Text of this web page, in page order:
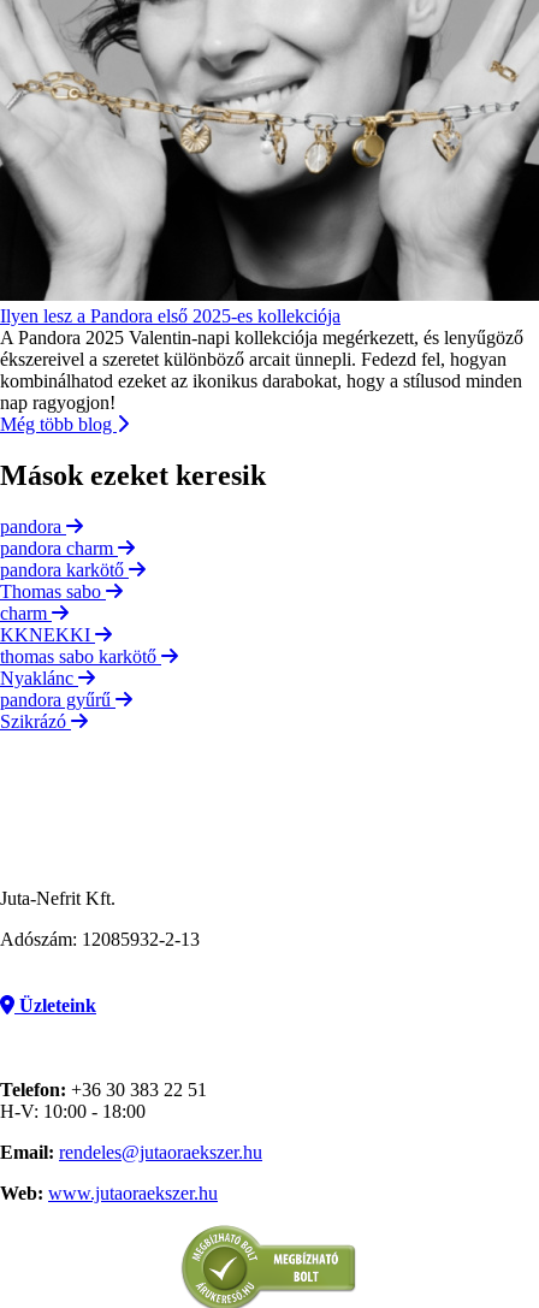
Ilyen lesz a Pandora első 2025-es kollekciója
A Pandora 2025 Valentin-napi kollekciója megérkezett, és lenyűgöző
ékszereivel a szeretet különböző arcait ünnepli. Fedezd fel, hogyan
kombinálhatod ezeket az ikonikus darabokat, hogy a stílusod minden
nap ragyogjon!
Még több blog
Mások ezeket keresik
pandora
pandora charm
pandora karkötő
Thomas sabo
charm
KKNEKKI
thomas sabo karkötő
Nyaklánc
pandora gyűrű
Szikrázó
Juta-Nefrit Kft.
Adószám: 12085932-2-13
Üzleteink
Telefon: +36 30 383 22 51
H-V: 10:00 - 18:00
Email: rendeles@jutaoraekszer.hu
Web: www.jutaoraekszer.hu